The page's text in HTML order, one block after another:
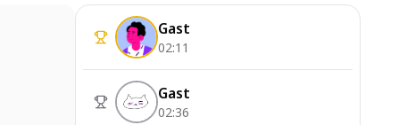
Gast
02:11
Gast
02:36